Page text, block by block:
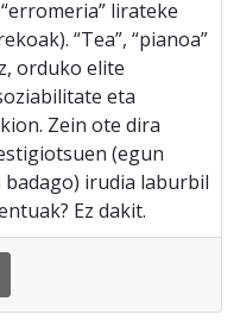
lirateke
“Tea”, “pianoa”
orduko elite
eta
Zein ote dira
(egun
irudia laburbil
Ez dakit.